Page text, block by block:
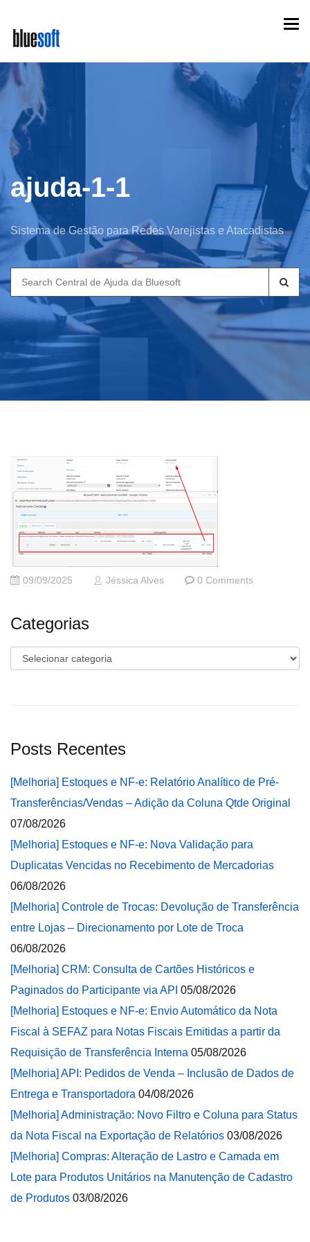
main
content
ajuda-1-1
Sistema de Gestão para Redes Varejistas e Atacadistas
Search
for:
09/09/2025 Jéssica Alves 0 Comments
Categorias
Categorias
Posts Recentes
[Melhoria] Estoques e NF-e: Relatório Analítico de Pré-
Transferências/Vendas – Adição da Coluna Qtde Original
07/08/2026
[Melhoria] Estoques e NF-e: Nova Validação para
Duplicatas Vencidas no Recebimento de Mercadorias
06/08/2026
[Melhoria] Controle de Trocas: Devolução de Transferência
entre Lojas – Direcionamento por Lote de Troca
06/08/2026
[Melhoria] CRM: Consulta de Cartões Históricos e
Paginados do Participante via API 05/08/2026
[Melhoria] Estoques e NF-e: Envio Automático da Nota
Fiscal à SEFAZ para Notas Fiscais Emitidas a partir da
Requisição de Transferência Interna 05/08/2026
[Melhoria] API: Pedidos de Venda – Inclusão de Dados de
Entrega e Transportadora 04/08/2026
[Melhoria] Administração: Novo Filtro e Coluna para Status
da Nota Fiscal na Exportação de Relatórios 03/08/2026
[Melhoria] Compras: Alteração de Lastro e Camada em
Lote para Produtos Unitários na Manutenção de Cadastro
de Produtos 03/08/2026